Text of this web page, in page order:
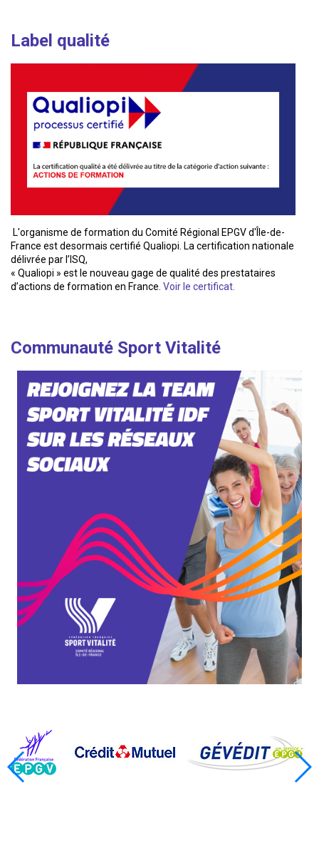
Label qualité
L'organisme de formation du Comité Régional EPGV d'Île-de-
France est desormais certifié Qualiopi. La certification nationale
délivrée par l’ISQ,
« Qualiopi » est le nouveau gage de qualité des prestataires
d’actions de formation en France. Voir le certificat.
Communauté Sport Vitalité